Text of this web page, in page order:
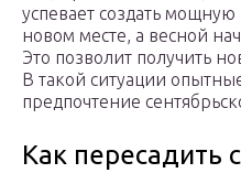
успевает создать
новом месте, а весной
Это позволит получить
В такой ситуации
предпочтение
Как пересадить